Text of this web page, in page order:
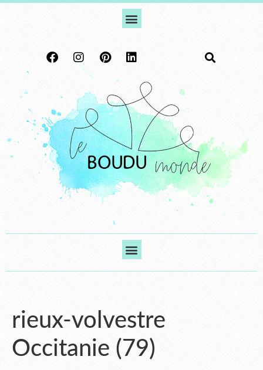
rieux-volvestre
Occitanie (79)